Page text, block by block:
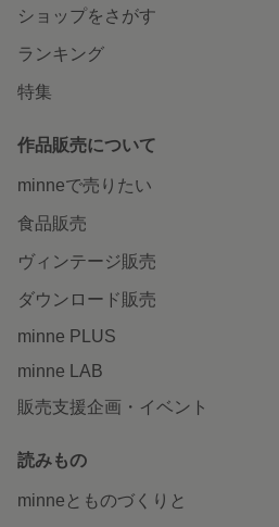
ショップをさがす
ランキング
特集
作品販売について
minneで売りたい
食品販売
ヴィンテージ販売
ダウンロード販売
minne PLUS
minne LAB
販売支援企画・イベント
読みもの
minneとものづくりと